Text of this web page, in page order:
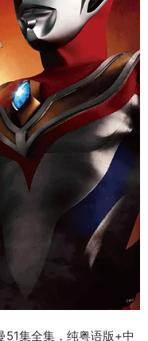
集全集，纯粤语版+中